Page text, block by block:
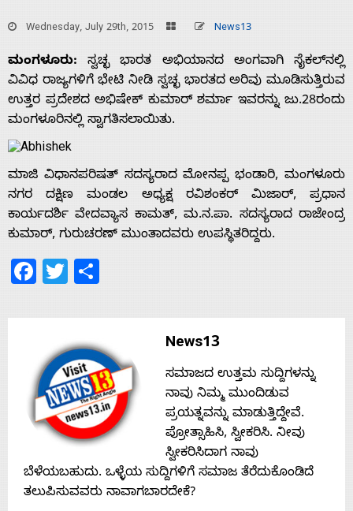
Home
About
Wednesday, July 29th, 2015 News13
ಮಂಗಳೂರು: ಸ್ವಚ್ಛ ಭಾರತ ಅಭಿಯಾನದ ಅಂಗವಾಗಿ ಸೈಕಲ್‌ನಲ್ಲಿ
ವಿವಿಧ ರಾಜ್ಯಗಳಿಗೆ ಭೇಟಿ ನೀಡಿ ಸ್ವಚ್ಛ ಭಾರತದ ಅರಿವು ಮೂಡಿಸುತ್ತಿರುವ
ಉತ್ತರ ಪ್ರದೇಶದ ಅಭಿಷೇಕ್ ಕುಮಾರ್ ಶರ್ಮಾ ಇವರನ್ನು ಜು.28ರಂದು
ಮಂಗಳೂರಿನಲ್ಲಿ ಸ್ವಾಗತಿಸಲಾಯಿತು.
ಮಾಜಿ ವಿಧಾನಪರಿಷತ್ ಸದಸ್ಯರಾದ ಮೋನಪ್ಪ ಭಂಡಾರಿ, ಮಂಗಳೂರು
ನಗರ ದಕ್ಷಿಣ ಮಂಡಲ ಅಧ್ಯಕ್ಷ ರವಿಶಂಕರ್ ಮಿಜಾರ್, ಪ್ರಧಾನ
ಕಾರ್ಯದರ್ಶಿ ವೇದವ್ಯಾಸ ಕಾಮತ್, ಮ.ನ.ಪಾ. ಸದಸ್ಯರಾದ ರಾಜೇಂದ್ರ
ಕುಮಾರ್, ಗುರುಚರಣ್ ಮುಂತಾದವರು ಉಪಸ್ಥಿತರಿದ್ದರು.
Facebook
Twitter
News13
ಸಮಾಜದ ಉತ್ತಮ ಸುದ್ದಿಗಳನ್ನು
ನಾವು ನಿಮ್ಮ ಮುಂದಿಡುವ
ಪ್ರಯತ್ನವನ್ನು ಮಾಡುತ್ತಿದ್ದೇವೆ.
ಪ್ರೋತ್ಸಾಹಿಸಿ, ಸ್ವೀಕರಿಸಿ. ನೀವು
ಸ್ವೀಕರಿಸಿದಾಗ ನಾವು
ಬೆಳೆಯಬಹುದು. ಒಳ್ಳೆಯ ಸುದ್ದಿಗಳಿಗೆ ಸಮಾಜ ತೆರೆದುಕೊಂಡಿದೆ
ತಲುಪಿಸುವವರು ನಾವಾಗಬಾರದೇಕೆ?